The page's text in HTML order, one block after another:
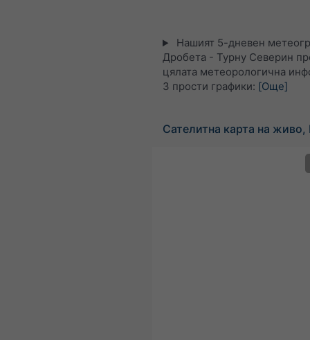
Нашият 5-дневен
Дробета - Турну Северин
цялата метеорологична
3 прости графики: [Още]
Сателитна карта на